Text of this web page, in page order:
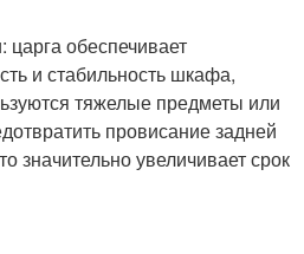
царга обеспечивает
и стабильность шкафа,
тяжелые предметы или
провисание задней
значительно увеличивает срок